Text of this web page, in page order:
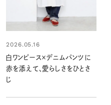
2026.05.16
白ワンピース×デニムパンツに
赤を添えて、愛らしさをひとさ
じ